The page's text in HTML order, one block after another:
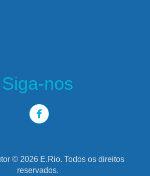
Siga-nos
© 2026 E.Rio. Todos os direitos
reservados.